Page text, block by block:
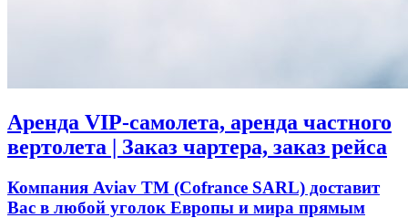
Аренда VIP-самолета, аренда частного
вертолета | Заказ чартера, заказ рейса
Компания Aviav TM (Cofrance SARL) доставит
Вас в любой уголок Европы и мира прямым